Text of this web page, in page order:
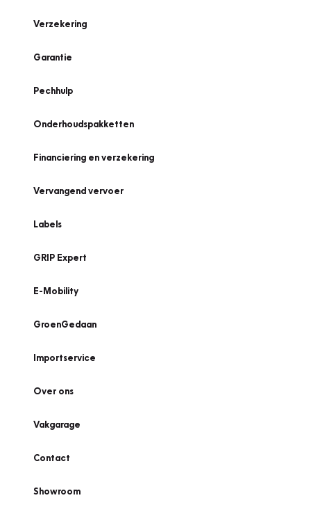
Verzekering
Garantie
Pechhulp
Onderhoudspakketten
Financiering en verzekering
Vervangend vervoer
Labels
GRIP Expert
E-Mobility
GroenGedaan
Importservice
Over ons
Vakgarage
Contact
Showroom